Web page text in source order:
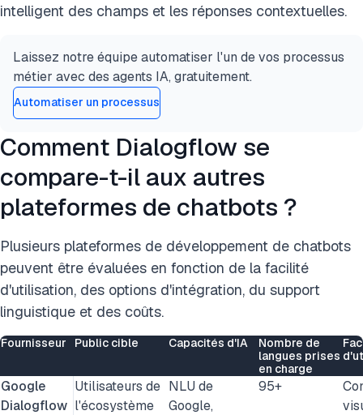
intelligent des champs et les réponses contextuelles.
Laissez notre équipe automatiser l'un de vos processus
métier avec des agents IA, gratuitement.
Automatiser un processus
Comment Dialogflow se
compare-t-il aux autres
plateformes de chatbots ?
Plusieurs plateformes de développement de chatbots
peuvent être évaluées en fonction de la facilité
d'utilisation, des options d'intégration, du support
linguistique et des coûts.
Fournisseur Public cible Capacités d'IA
Nombre de
langues prises
en charge
Google
Dialogflow
Utilisateurs de
l'écosystème
NLU de
Google,
95+